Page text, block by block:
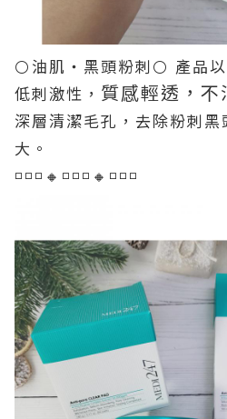
⚪油肌・黑頭粉刺⚪ 產品
低刺激性， 質感輕透，不
深層清潔毛孔，去除粉刺
大。
◽◽◽🔸️◽◽◽🔸️◽◽◽